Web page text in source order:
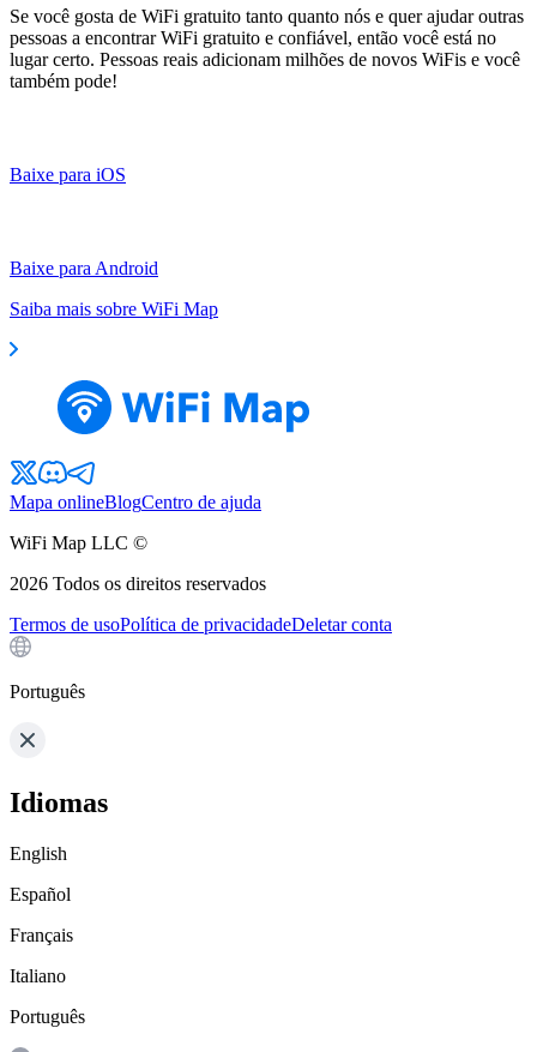
Se você gosta de WiFi gratuito tanto quanto nós e quer ajudar outras
pessoas a encontrar WiFi gratuito e confiável, então você está no
lugar certo. Pessoas reais adicionam milhões de novos WiFis e você
também pode!
Baixe para iOS
Baixe para Android
Saiba mais sobre WiFi Map
Mapa onlineBlogCentro de ajuda
WiFi Map LLC ©
2026 Todos os direitos reservados
Termos de usoPolítica de privacidadeDeletar conta
Português
Idiomas
English
Español
Français
Italiano
Português